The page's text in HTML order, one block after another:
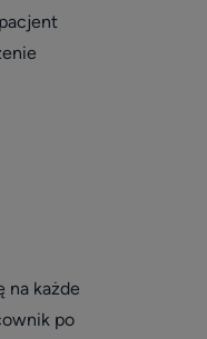
na każde
po